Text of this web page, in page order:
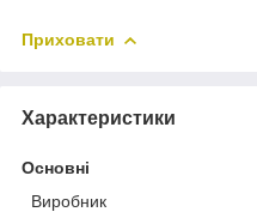
Приховати
Характеристики
Основні
Виробник